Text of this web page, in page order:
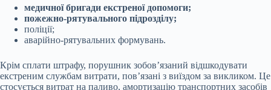
медичної бригади екстреної допомоги;
пожежно-рятувального підрозділу;
поліції;
аварійно-рятувальних формувань.
Крім сплати штрафу, порушник зобов’язаний відшкодувати
екстреним службам витрати, пов’язані з виїздом за викликом. Це
стосується витрат на паливо, амортизацію транспортних засобів